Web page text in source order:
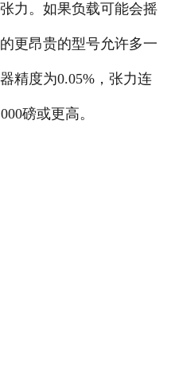
力。如果负载可能会摇
更昂贵的型号允许多一
精度为0.05%，张力连
磅或更高。